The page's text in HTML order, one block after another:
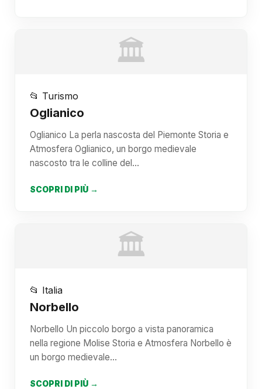
🏛️
📂 Turismo
Oglianico
Oglianico La perla nascosta del Piemonte Storia e
Atmosfera Oglianico, un borgo medievale
nascosto tra le colline del…
SCOPRI DI PIÙ →
🏛️
📂 Italia
Norbello
Norbello Un piccolo borgo a vista panoramica
nella regione Molise Storia e Atmosfera Norbello è
un borgo medievale…
SCOPRI DI PIÙ →